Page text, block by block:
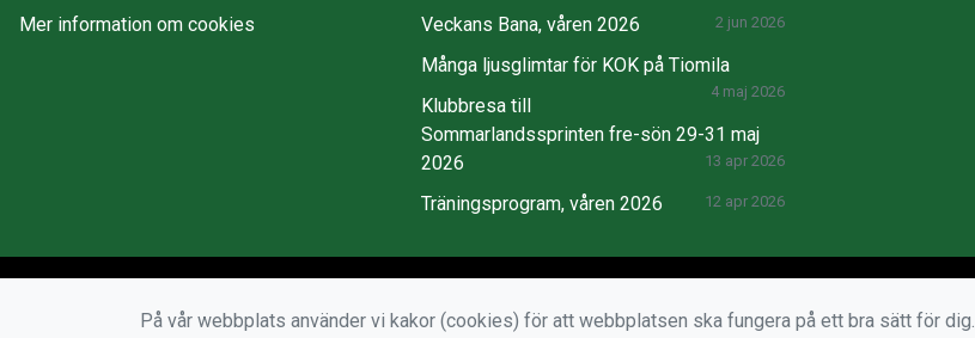
Mer information om cookies
Veckans Bana, våren 2026 2 jun 2026
Många ljusglimtar för KOK på Tiomila
4 maj 2026
Klubbresa till
Sommarlandssprinten fre-sön 29-31 maj
2026
13 apr 2026
Träningsprogram, våren 2026 12 apr 2026
På vår webbplats använder vi kakor (cookies) för att webbplatsen ska fungera på ett bra sätt för dig.